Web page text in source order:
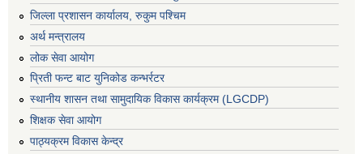
जिल्ला प्रशासन कार्यालय, रुकुम पश्चिम
अर्थ मन्त्रालय
लोक सेवा आयोग
प्रिती फन्ट बाट युनिकोड कन्भर्रटर
स्थानीय शासन तथा सामुदायिक विकास कार्यक्रम (LGCDP)
शिक्षक सेवा आयोग
पाठ्यक्रम विकास केन्द्र